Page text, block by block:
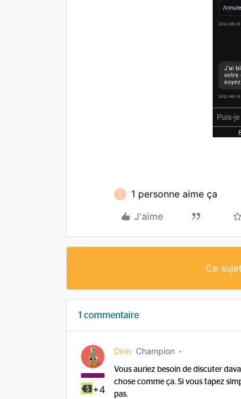
C
1 personne aime ça
J'aime
Ce
1 commentaire
+4
Dinh Champion
Vous auriez besoin de discuter
chose comme ça. Si vous tapez
pas.